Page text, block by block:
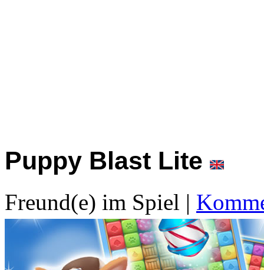
Puppy Blast Lite
Freund(e) im Spiel |